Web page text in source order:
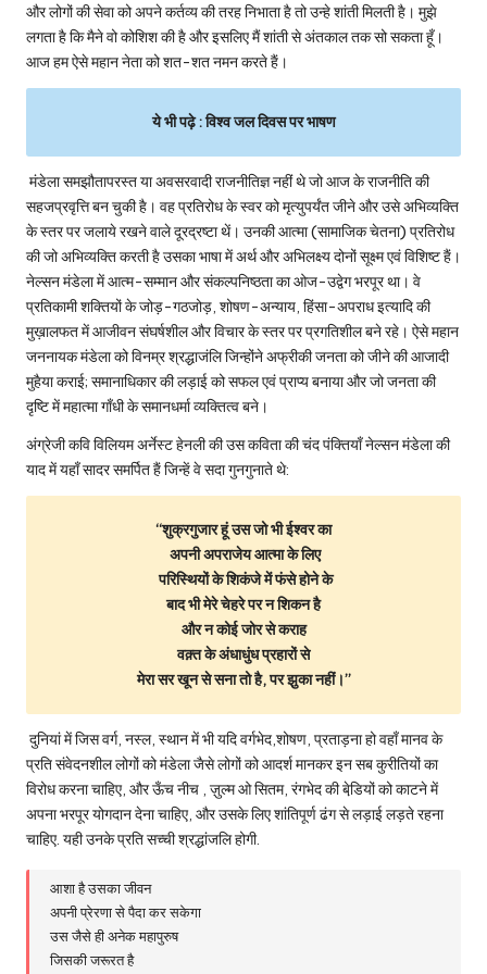
और लोगों की सेवा को अपने कर्तव्य की तरह निभाता है तो उन्हे शांती मिलती है। मुझे
लगता है कि मैने वो कोशिश की है और इसलिए मैं शांती से अंतकाल तक सो सकता हूँ।
आज हम ऐसे महान नेता को शत-शत नमन करते हैं।
ये भी पढ़े :विश्व जल दिवस पर भाषण
मंडेला समझौतापरस्त या अवसरवादी राजनीतिज्ञ नहीं थे जो आज के राजनीति की
सहजप्रवृत्ति बन चुकी है। वह प्रतिरोध के स्वर को मृत्युपर्यंत जीने और उसे अभिव्यक्ति
के स्तर पर जलाये रखने वाले दूरद्रष्टा थें। उनकी आत्मा (सामाजिक चेतना) प्रतिरोध
की जो अभिव्यक्ति करती है उसका भाषा में अर्थ और अभिलक्ष्य दोनों सूक्ष्म एवं विशिष्ट हैं।
नेल्सन मंडेला में आत्म-सम्मान और संकल्पनिष्ठता का ओज-उद्वेग भरपूर था। वे
प्रतिकामी शक्तियों के जोड़-गठजोड़, शोषण-अन्याय, हिंसा-अपराध इत्यादि की
मुख़ालफत में आजीवन संघर्षशील और विचार के स्तर पर प्रगतिशील बने रहे। ऐसे महान
जननायक मंडेला को विनम्र श्रद्धाजंलि जिन्होंने अफ्रीकी जनता को जीने की आजादी
मुहैया कराई; समानाधिकार की लड़ाई को सफल एवं प्राप्य बनाया और जो जनता की
दृष्टि में महात्मा गाँधी के समानधर्मा व्यक्तित्व बने।
अंग्रेजी कवि विलियम अर्नेस्ट हेनली की उस कविता की चंद पंक्तियाँ नेल्सन मंडेला की
याद में यहाँ सादर समर्पित हैं जिन्हें वे सदा गुनगुनाते थे:
‘‘शुक्रगुजार हूं उस जो भी ईश्वर का
अपनी अपराजेय आत्मा के लिए
परिस्थियों के शिकंजे में फंसे होने के
बाद भी मेरे चेहरे पर न शिकन है
और न कोई जोर से कराह
वक़्त के अंधाधुंध प्रहारों से
मेरा सर खून से सना तो है, पर झुका नहीं।’’
दुनियां में जिस वर्ग, नस्ल, स्थान में भी यदि वर्गभेद,शोषण, प्रताड़ना हो वहाँ मानव के
प्रति संवेदनशील लोगों को मंडेला जैसे लोगों को आदर्श मानकर इन सब कुरीतियों का
विरोध करना चाहिए, और ऊँच नीच , ज़ुल्म ओ सितम, रंगभेद की बेडि़यों को काटने में
अपना भरपूर योगदान देना चाहिए, और उसके लिए शांतिपूर्ण ढंग से लड़ाई लड़ते रहना
चाहिए. यही उनके प्रति सच्ची श्रद्धांजलि होगी.
आशा है उसका जीवन
अपनी प्रेरणा से पैदा कर सकेगा
उस जैसे ही अनेक महापुरुष
जिसकी जरूरत है